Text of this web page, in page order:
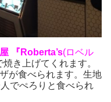
『Roberta’s(ロベル
き上げてくれます。
が食べられます。生地
でぺろりと食べられ